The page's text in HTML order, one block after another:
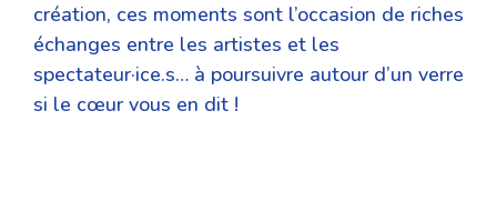
création, ces moments sont l’occasion de riches
échanges entre les artistes et les
spectateur·ice.s… à poursuivre autour d’un verre
si le cœur vous en dit !